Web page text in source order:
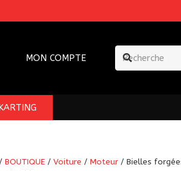
MON COMPTE
BOUTIQUE/ Voiture / Moteur/ Bielles